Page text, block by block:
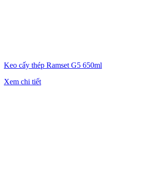
Keo cấy thép Ramset G5 650ml
Xem chi tiết